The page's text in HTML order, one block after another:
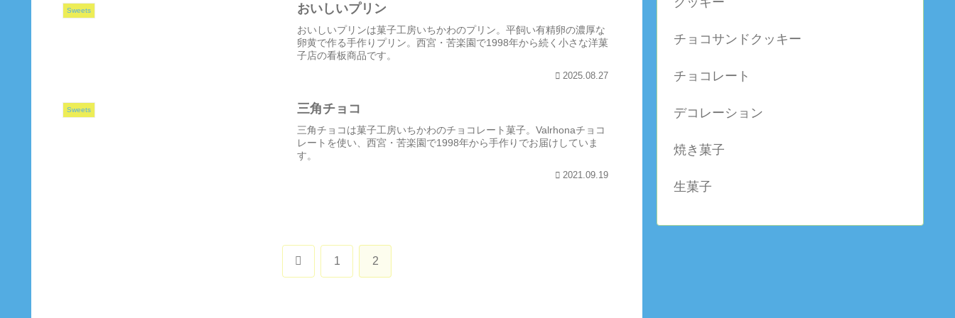
Sweets おいしいプリン
おいしいプリンは菓子工房いちかわのプリン。平飼い有精卵の濃厚な
卵黄で作る手作りプリン。西宮・苦楽園で1998年から続く小さな洋菓
子店の看板商品です。
2025.08.27
Sweets 三角チョコ
三角チョコは菓子工房いちかわのチョコレート菓子。Valrhonaチョコ
レートを使い、西宮・苦楽園で1998年から手作りでお届けしていま
す。
2021.09.19
前 1 2
チョコサンドクッキー
チョコレート
デコレーション
焼き菓子
生菓子